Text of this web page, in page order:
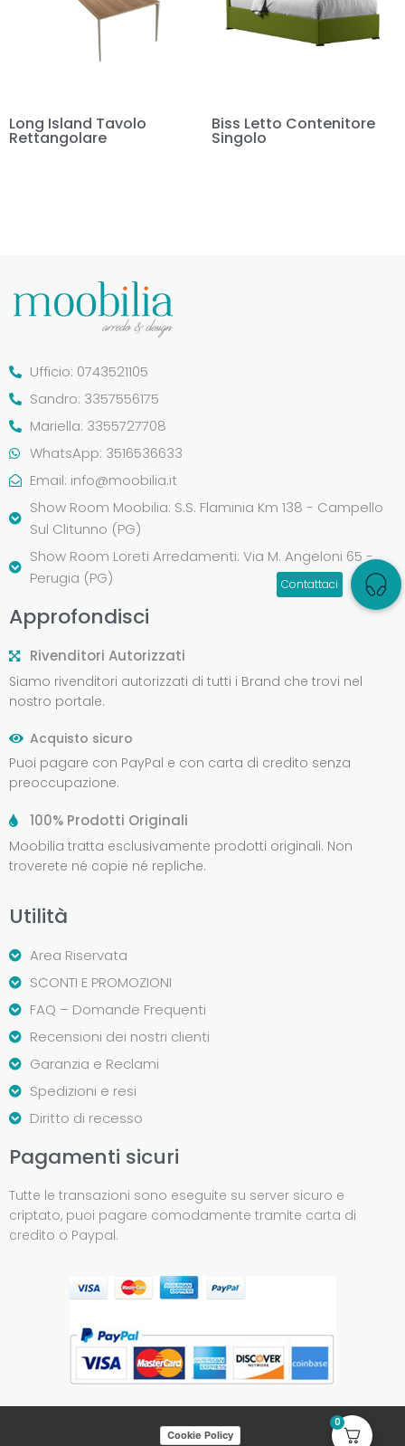
Long Island Tavolo
Rettangolare
Biss Letto Contenitore
Singolo
Ufficio: 0743521105
Sandro: 3357556175
Mariella: 3355727708
WhatsApp: 3516536633
Email: info@moobilia.it
Show Room Moobilia: S.S. Flaminia Km 138 - Campello
Sul Clitunno (PG)
Show Room Loreti Arredamenti: Via M. Angeloni 65 -
Perugia (PG)
Approfondisci
Rivenditori Autorizzati
Siamo rivenditori autorizzati di tutti i Brand che trovi nel
nostro portale.
Acquisto sicuro
Puoi pagare con PayPal e con carta di credito senza
preoccupazione.
100% Prodotti Originali
Moobilia tratta esclusivamente prodotti originali. Non
troverete né copie né repliche.
Utilità
Area Riservata
SCONTI E PROMOZIONI
FAQ – Domande Frequenti
Recensioni dei nostri clienti
Garanzia e Reclami
Spedizioni e resi
Diritto di recesso
Pagamenti sicuri
Tutte le transazioni sono eseguite su server sicuro e
criptato, puoi pagare comodamente tramite carta di
credito o Paypal.
Cookie Policy
0